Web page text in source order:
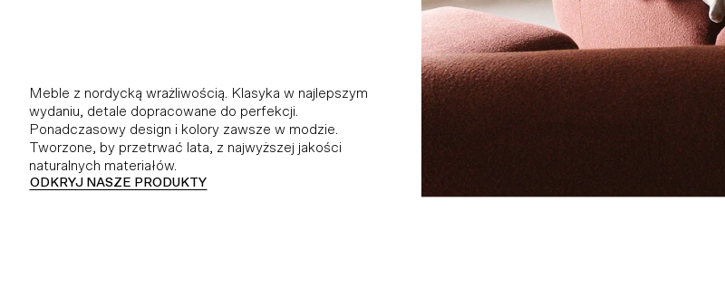
Meble z nordycką wrażliwością. Klasyka w najlepszym
wydaniu, detale dopracowane do perfekcji.
Ponadczasowy design i kolory zawsze w modzie.
Tworzone, by przetrwać lata, z najwyższej jakości
naturalnych materiałów.
ODKRYJ NASZE PRODUKTY